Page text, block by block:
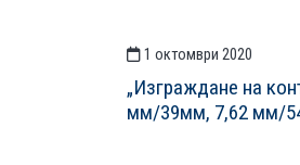
1 октомври 2020
„Изграждане на
мм/39мм, 7,62 мм/